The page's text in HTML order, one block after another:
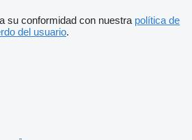
su conformidad con nuestra política de
del usuario.